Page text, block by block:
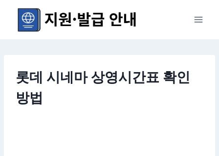
content
롯데 시네마 상영시간표 확인
방법